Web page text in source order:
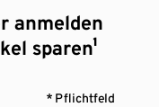
anmelden
sparen¹
* Pflichtfeld